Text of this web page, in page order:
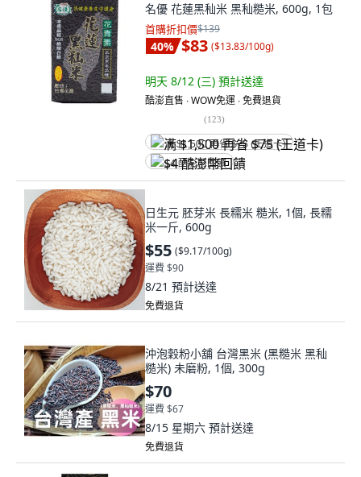
名優 花蓮黑秈米 黑秈糙米, 600g, 1包
首購折扣價$139
40% $83 ($13.83/100g)
明天 8/12 (三) 預計送達
酷澎直售 ∙ WOW免運 ∙ 免費退貨
(123)
满 $1,500 再省 $75 (王道卡)
$4 酷澎幣回饋
日生元 胚芽米 長糯米 糙米, 1個, 長糯
米一斤, 600g
$55 ($9.17/100g)
運費 $90
8/21 預計送達
免費退貨
沖泡穀粉小舖 台灣黑米 (黑糙米 黑秈
糙米) 未磨粉, 1個, 300g
$70
運費 $67
8/15 星期六 預計送達
免費退貨